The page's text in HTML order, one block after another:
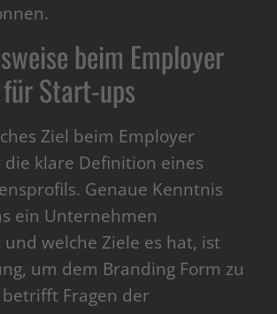
beim Employer
Start-ups
Ziel beim Employer
die klare Definition eines
Genaue Kenntnis
ein Unternehmen
welche Ziele es hat, ist
um dem Branding Form zu
betrifft Fragen der